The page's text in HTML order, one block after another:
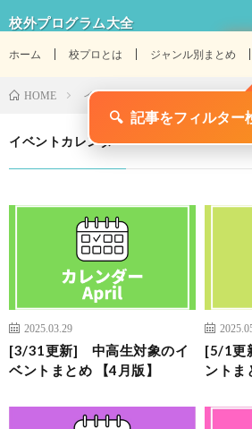
校外プログラム大全
ホーム 校プロとは ジャンル別まとめ
HOME イベントカレンダー
イベントカレンダー
2025.03.29
[3/31更新] 中高生対象のイ
ベントまとめ 【4月版】
[5/1更
ントま
🔍 記事をフィルター